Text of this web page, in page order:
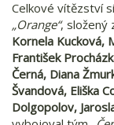
Celkové vítězství
„Orange“, složený
Kornela Kucková,
František
Černá, Diana
Švandová, Eliška
Dolgopolov,